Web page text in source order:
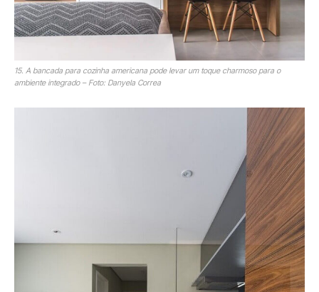
15. A bancada para cozinha americana pode levar um toque charmoso para o
ambiente integrado – Foto: Danyela Correa